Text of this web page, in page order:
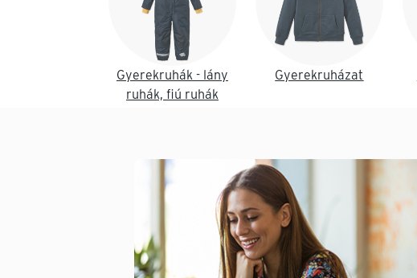
Gyerekruhák - lány
ruhák, fiú ruhák
Gyerekruházat